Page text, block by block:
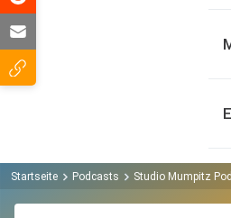
Startseite Podcasts Studio Mumpitz